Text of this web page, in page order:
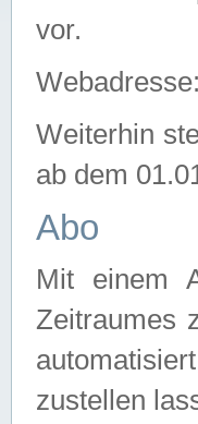
vor.
Webadresse:
Weiterhin
ab dem
Abo
Mit einem
Zeitraumes
zustellen